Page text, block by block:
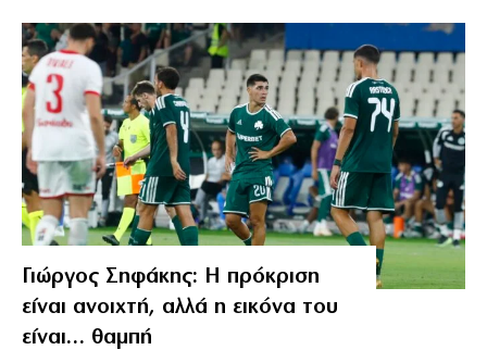
Γιώργος Σηφάκης: Η πρόκριση
είναι ανοιχτή, αλλά η εικόνα του
είναι… θαμπή